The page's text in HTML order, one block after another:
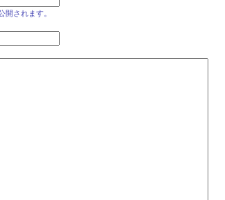
開されます。